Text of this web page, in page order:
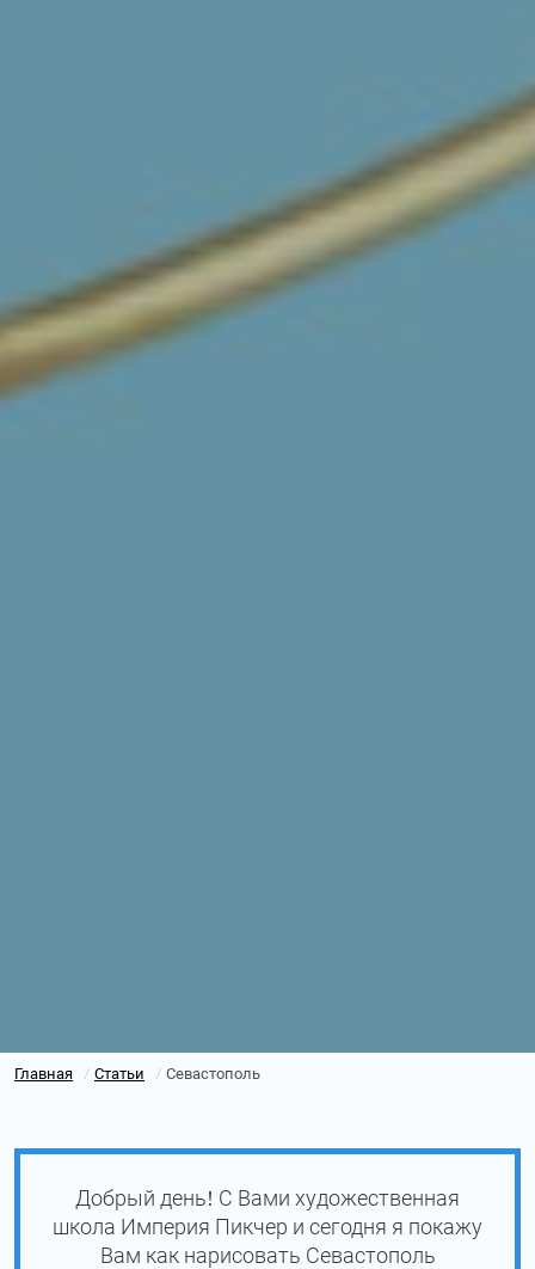
Главная / Статьи / Севастополь
Добрый день! С Вами художественная
школа Империя Пикчер и сегодня я покажу
Вам как нарисовать Севастополь